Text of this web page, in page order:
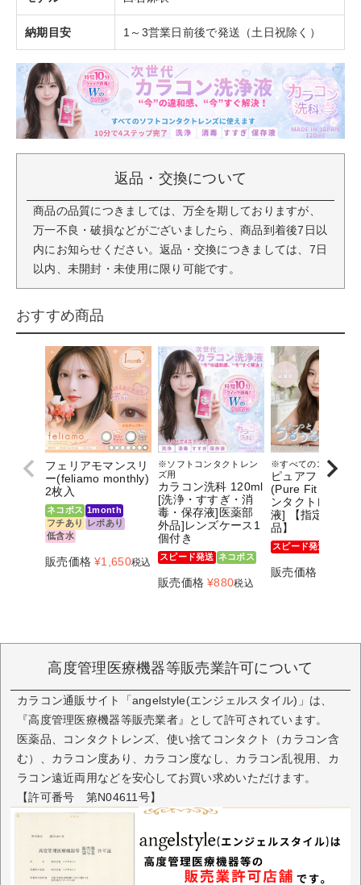
納期目安 1～3営業日前後で発送（土日祝除く）
返品・交換について
商品の品質につきましては、万全を期しておりますが、
万一不良・破損などがございましたら、商品到着後7日以
内にお知らせください。返品・交換につきましては、7日
以内、未開封・未使用に限り可能です。
おすすめ商品
フェリアモマンスリ
ー(feliamo monthly)
2枚入
ネコポス 1month
フチあり
レポあり
低含水
販売価格 ¥1,650税込
※ソフトコンタクトレン
ズ用
カラコン洗科 120ml
[洗浄・すすぎ・消
毒・保存液]医薬部
外品]レンズケース1
個付き
スピード発送 ネコポス
販売価格 ¥880税込
※すべてのコンタク
ピュアフィット
(Pure Fit）15ml
ンタクトレンズ
液] 【指定医薬部
品】
スピード発送
販売価格
高度管理医療機器等販売業許可について
カラコン通販サイト「angelstyle(エンジェルスタイル)」は、
『高度管理医療機器等販売業者』として許可されています。
医薬品、コンタクトレンズ、使い捨てコンタクト（カラコン含
む）、カラコン度あり、カラコン度なし、カラコン乱視用、カ
ラコン遠近両用などを安心してお買い求めいただけます。
【許可番号 第N04611号】